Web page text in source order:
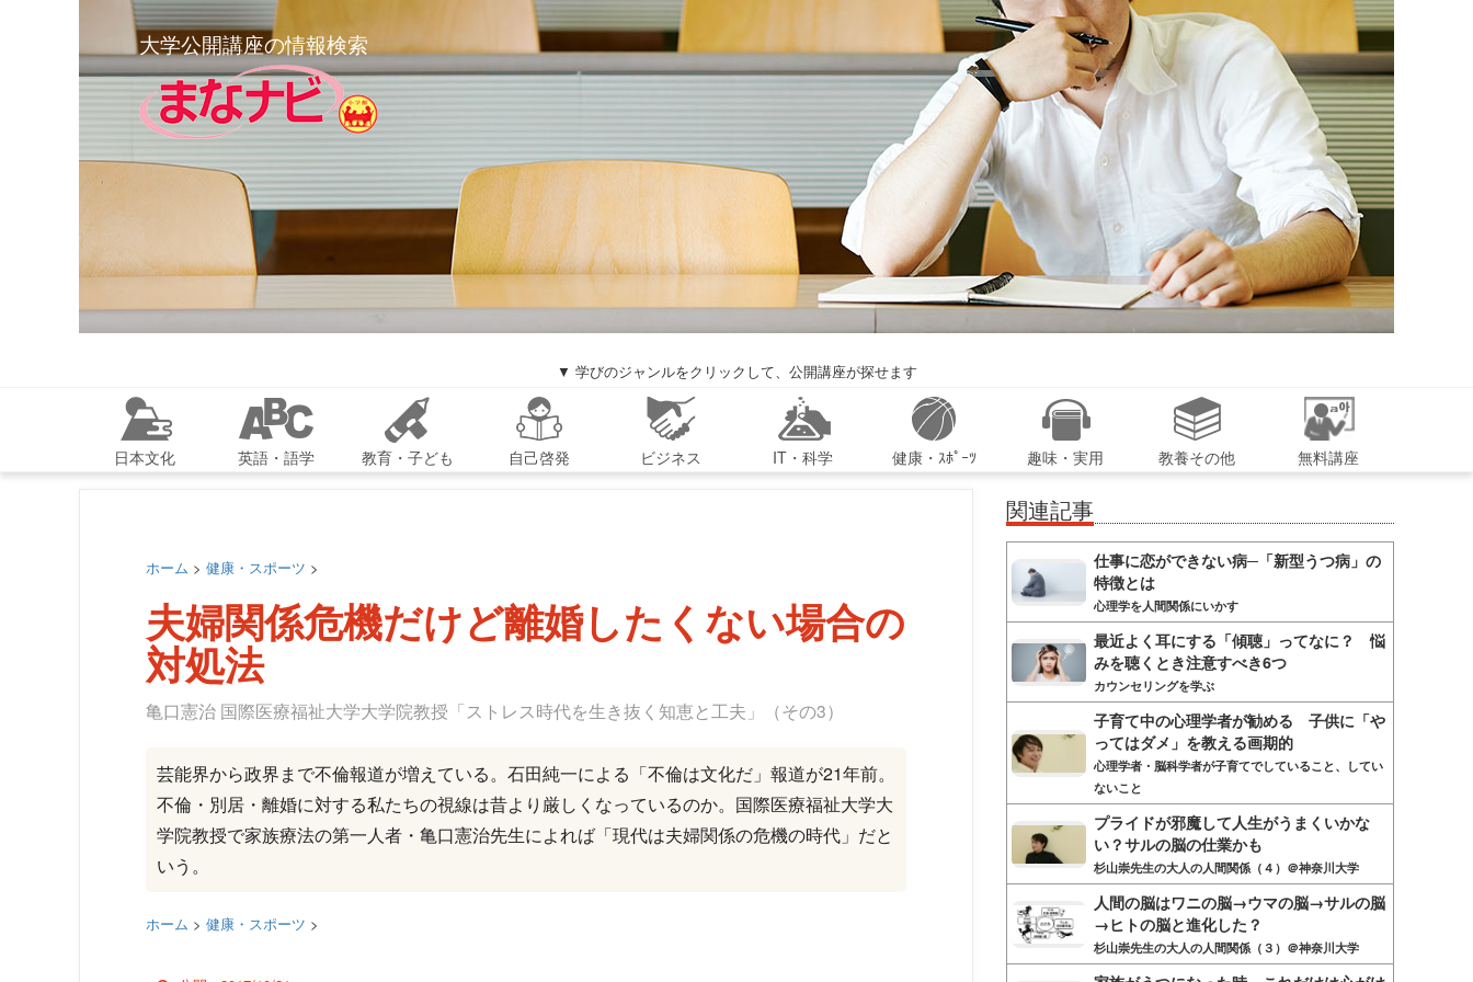
大学公開講座の情報検索
▼ 学びのジャンルをクリックして、公開講座が探せます
日本文化 英語・語学 教育・子ども 自己啓発 ビジネス IT・科学 健康・ｽﾎﾟｰﾂ 趣味・実用 教養その他 無料講座
ホーム > 健康・スポーツ >
夫婦関係危機だけど離婚したくない場合の
対処法
亀口憲治 国際医療福祉大学大学院教授「ストレス時代を生き抜く知恵と工夫」（その3）
芸能界から政界まで不倫報道が増えている。石田純一による「不倫は文化だ」報道が21年前。
不倫・別居・離婚に対する私たちの視線は昔より厳しくなっているのか。国際医療福祉大学大
学院教授で家族療法の第一人者・亀口憲治先生によれば「現代は夫婦関係の危機の時代」だと
いう。
ホーム > 健康・スポーツ >
関連記事
仕事に恋ができない病─「新型うつ病」の
特徴とは
心理学を人間関係にいかす
最近よく耳にする「傾聴」ってなに？ 悩
みを聴くとき注意すべき6つ
カウンセリングを学ぶ
子育て中の心理学者が勧める 子供に「や
ってはダメ」を教える画期的
心理学者・脳科学者が子育てでしていること、してい
ないこと
プライドが邪魔して人生がうまくいかな
い？サルの脳の仕業かも
杉山崇先生の大人の人間関係（４）＠神奈川大学
人間の脳はワニの脳→ウマの脳→サルの脳
→ヒトの脳と進化した？
杉山崇先生の大人の人間関係（３）＠神奈川大学